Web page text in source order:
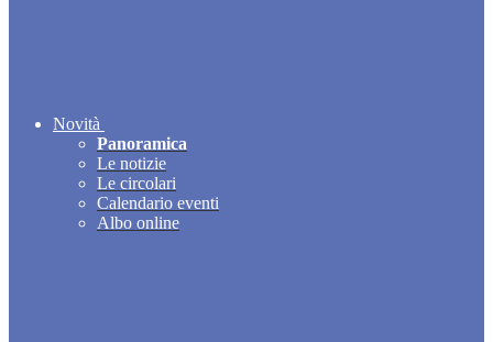
Novità
Panoramica
Le notizie
Le circolari
Calendario eventi
Albo online